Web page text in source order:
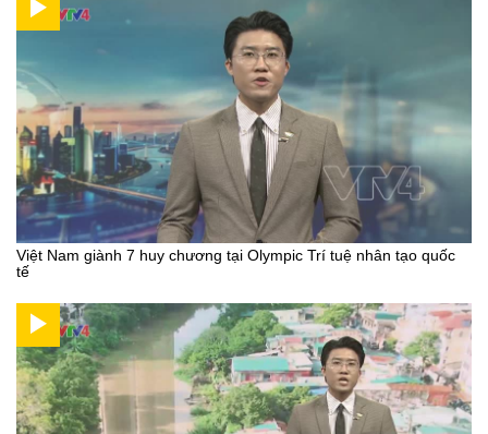
Việt Nam giành 7 huy chương tại Olympic Trí tuệ nhân tạo quốc
tế